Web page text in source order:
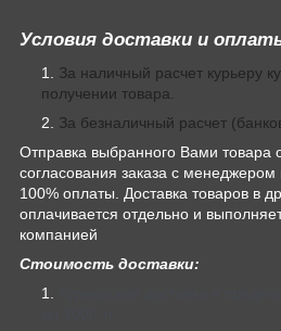
Условия доставки и
За наличный расчет курьеру
получении товара.
За безналичный расчет
Отправка выбранного Вами товара
согласования заказа с
100% оплаты. Доставка товаров в
оплачивается отдельно и
компанией
Стоимость доставки: